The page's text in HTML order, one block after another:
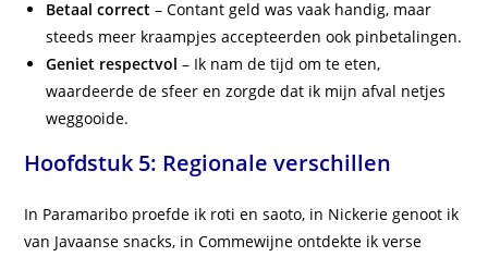
Betaal correct – Contant geld was vaak handig, maar
steeds meer kraampjes accepteerden ook pinbetalingen.
Geniet respectvol – Ik nam de tijd om te eten,
waardeerde de sfeer en zorgde dat ik mijn afval netjes
weggooide.
Hoofdstuk 5: Regionale verschillen
In Paramaribo proefde ik roti en saoto, in Nickerie genoot ik
van Javaanse snacks, in Commewijne ontdekte ik verse